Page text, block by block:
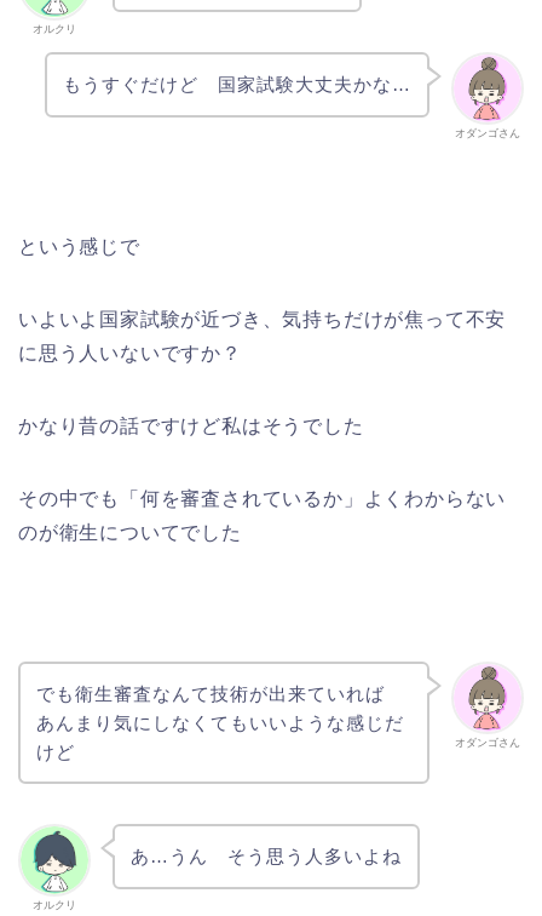
オルクリ
オダンゴさん
もうすぐだけど 国家試験大丈夫かな…
という感じで
いよいよ国家試験が近づき、気持ちだけが焦って不安
に思う人いないですか？
かなり昔の話ですけど私はそうでした
その中でも「何を審査されているか」よくわからない
のが衛生についてでした
オダンゴさん
でも衛生審査なんて技術が出来ていれば
あんまり気にしなくてもいいような感じだ
けど
オルクリ
あ…うん そう思う人多いよね